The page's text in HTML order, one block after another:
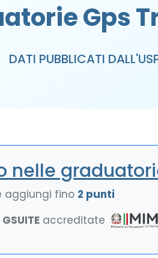
Gps
DATI PUBBLICATI
nelle
aggiungi fino 2 punti
accreditate